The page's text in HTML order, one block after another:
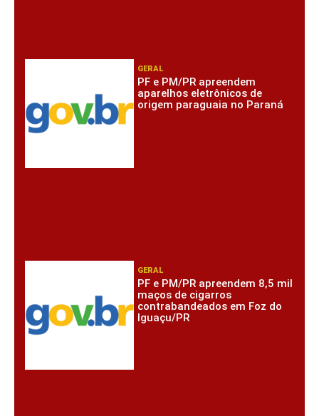
GERAL
PF e PM/PR apreendem
aparelhos eletrônicos de
origem paraguaia no Paraná
GERAL
PF e PM/PR apreendem 8,5 mil
maços de cigarros
contrabandeados em Foz do
Iguaçu/PR